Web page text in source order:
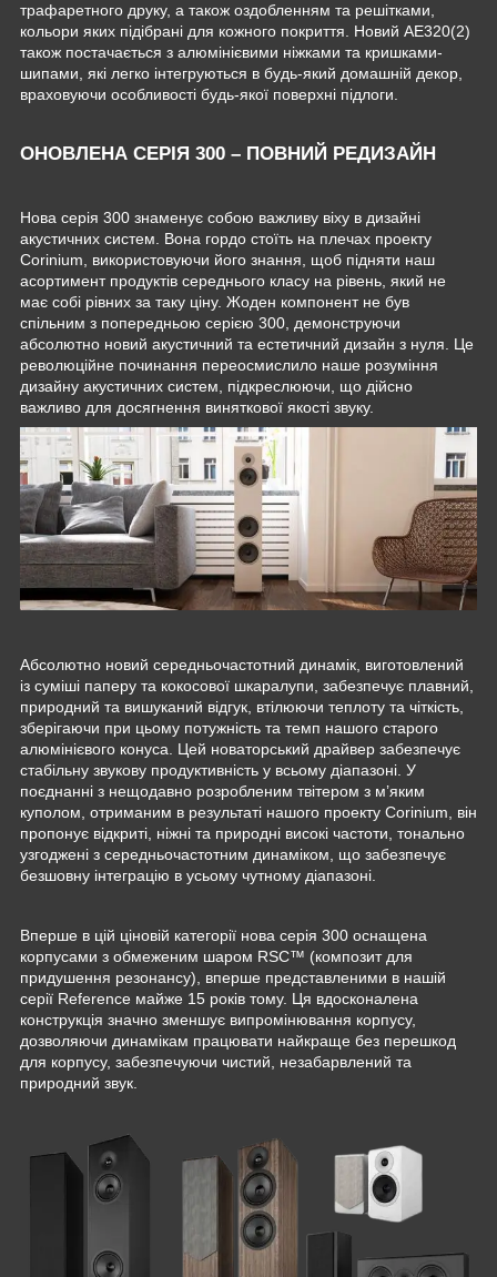
трафаретного друку, а також оздобленням та решітками,
кольори яких підібрані для кожного покриття. Новий AE320(2)
також постачається з алюмінієвими ніжками та кришками-
шипами, які легко інтегруються в будь-який домашній декор,
враховуючи особливості будь-якої поверхні підлоги.
ОНОВЛЕНА СЕРІЯ 300 – ПОВНИЙ РЕДИЗАЙН
Нова серія 300 знаменує собою важливу віху в дизайні
акустичних систем. Вона гордо стоїть на плечах проекту
Corinium, використовуючи його знання, щоб підняти наш
асортимент продуктів середнього класу на рівень, який не
має собі рівних за таку ціну. Жоден компонент не був
спільним з попередньою серією 300, демонструючи
абсолютно новий акустичний та естетичний дизайн з нуля. Це
революційне починання переосмислило наше розуміння
дизайну акустичних систем, підкреслюючи, що дійсно
важливо для досягнення виняткової якості звуку.
Абсолютно новий середньочастотний динамік, виготовлений
із суміші паперу та кокосової шкаралупи, забезпечує плавний,
природний та вишуканий відгук, втілюючи теплоту та чіткість,
зберігаючи при цьому потужність та темп нашого старого
алюмінієвого конуса. Цей новаторський драйвер забезпечує
стабільну звукову продуктивність у всьому діапазоні. У
поєднанні з нещодавно розробленим твітером з м’яким
куполом, отриманим в результаті нашого проекту Corinium, він
пропонує відкриті, ніжні та природні високі частоти, тонально
узгоджені з середньочастотним динаміком, що забезпечує
безшовну інтеграцію в усьому чутному діапазоні.
Вперше в цій ціновій категорії нова серія 300 оснащена
корпусами з обмеженим шаром RSC™ (композит для
придушення резонансу), вперше представленими в нашій
серії Reference майже 15 років тому. Ця вдосконалена
конструкція значно зменшує випромінювання корпусу,
дозволяючи динамікам працювати найкраще без перешкод
для корпусу, забезпечуючи чистий, незабарвлений та
природний звук.